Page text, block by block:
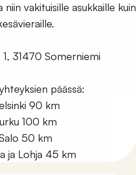
vakituisille asukkaille kuin
31470 Somerniemi
päässä:
90 km
100 km
50 km
ja Lohja 45 km